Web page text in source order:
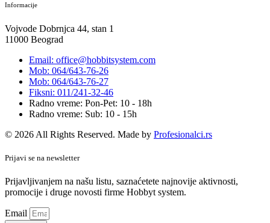
Informacije
Vojvode Dobrnjca 44, stan 1
11000 Beograd
Email: office@hobbitsystem.com
Mob: 064/643-76-26
Mob: 064/643-76-27
Fiksni: 011/241-32-46
Radno vreme: Pon-Pet: 10 - 18h
Radno vreme: Sub: 10 - 15h
© 2026 All Rights Reserved. Made by Profesionalci.rs
Prijavi se na newsletter
Prijavljivanjem na našu listu, saznaćetete najnovije aktivnosti,
promocije i druge novosti firme Hobbyt system.
Email